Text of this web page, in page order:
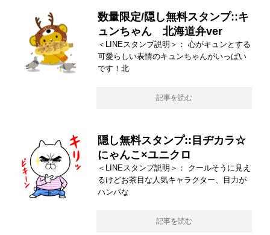
数量限定/隠し無料スタンプ::キ
ュンちゃん 北海道弁ver
＜LINEスタンプ説明＞： 心がキュンとする
可愛らしい表情のキュンちゃんがいっぱい
です！北
記事を読む
隠し無料スタンプ::目ヂカラ☆
にゃんこ×ユニクロ
＜LINEスタンプ説明＞： クールそうに見え
るけどお茶目な人気キャラクター、目力が
ハンパな
記事を読む